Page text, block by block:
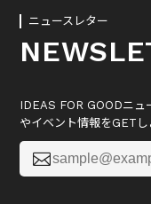
ニュースレター
IDEAS FOR GOODニュ
やイベント情報をGETし
